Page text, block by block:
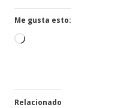
Me gusta esto:
Cargando...
Relacionado